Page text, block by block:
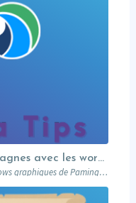
Visualiser et piloter vos campagnes avec les workflows graphiques Paminga.
Découvrez comment le moteur de workflows graphiques de Paminga vous permet de visualiser toute la logique de vos campagnes en un seul coup d’œil — branches conditionnelles, AB tests, waits et intégration Salesforce.